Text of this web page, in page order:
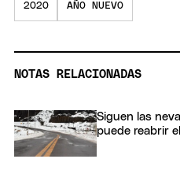
2020 AÑO NUEVO
NOTAS RELACIONADAS
Siguen las
puede reabrir